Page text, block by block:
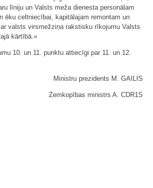
līniju un Valsts meža dienesta personālam
ēku celtniecībai, kapitālajam remontam un
valsts virsmežziņa rakstisku rīkojumu Valsts
kārtībā.»
10. un 11. punktu attiecīgi par 11. un 12.
Ministru prezidents M. GAILIS
Zemkopības ministrs A. CDR1S